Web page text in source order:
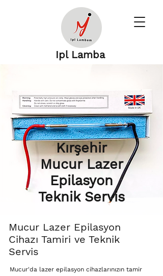
Ipl Lamba
Kırşehir
Mucur Lazer
Epilasyon
Teknik Servis
Mucur Lazer Epilasyon
Cihazı Tamiri ve Teknik
Servis
Mucur'da lazer epilasyon cihazlarınızın tamir